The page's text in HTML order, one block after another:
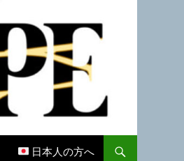
日本人の方へ